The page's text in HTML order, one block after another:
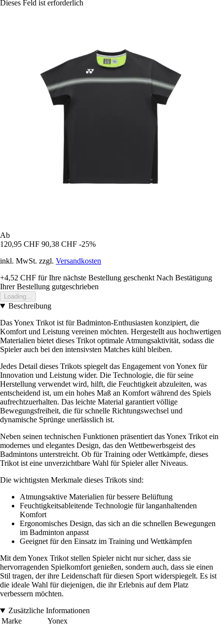
Dieses Feld ist erforderlich
Ab
120,95 CHF 90,38 CHF -25%
inkl. MwSt. zzgl. Versandkosten
+4,52 CHF für Ihre nächste Bestellung geschenkt Nach Bestätigung
Ihrer Bestellung gutgeschrieben
Loading...
Beschreibung
Das Yonex Trikot ist für Badminton-Enthusiasten konzipiert, die
Komfort und Leistung vereinen möchten. Hergestellt aus hochwertigen
Materialien bietet dieses Trikot optimale Atmungsaktivität, sodass die
Spieler auch bei den intensivsten Matches kühl bleiben.
Jedes Detail dieses Trikots spiegelt das Engagement von Yonex für
Innovation und Leistung wider. Die Technologie, die für seine
Herstellung verwendet wird, hilft, die Feuchtigkeit abzuleiten, was
entscheidend ist, um ein hohes Maß an Komfort während des Spiels
aufrechtzuerhalten. Das leichte Material garantiert völlige
Bewegungsfreiheit, die für schnelle Richtungswechsel und
dynamische Sprünge unerlässlich ist.
Neben seinen technischen Funktionen präsentiert das Yonex Trikot ein
modernes und elegantes Design, das den Wettbewerbsgeist des
Badmintons unterstreicht. Ob für Training oder Wettkämpfe, dieses
Trikot ist eine unverzichtbare Wahl für Spieler aller Niveaus.
Die wichtigsten Merkmale dieses Trikots sind:
Atmungsaktive Materialien für bessere Belüftung
Feuchtigkeitsableitende Technologie für langanhaltenden
Komfort
Ergonomisches Design, das sich an die schnellen Bewegungen
im Badminton anpasst
Geeignet für den Einsatz im Training und Wettkämpfen
Mit dem Yonex Trikot stellen Spieler nicht nur sicher, dass sie
hervorragenden Spielkomfort genießen, sondern auch, dass sie einen
Stil tragen, der ihre Leidenschaft für diesen Sport widerspiegelt. Es ist
die ideale Wahl für diejenigen, die ihr Erlebnis auf dem Platz
verbessern möchten.
Zusätzliche Informationen
Marke
Yonex